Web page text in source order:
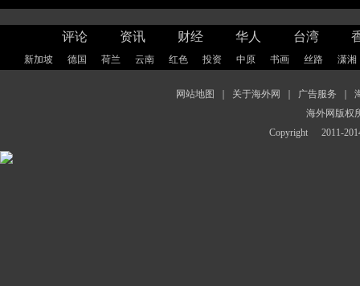
评论 资讯 财经 华人 台湾
新加坡 德国 荷兰 云南 红色 投资 中原 书画 丝路 潇湘
网站地图 关于海外网 广告服务
海外网版权
Copyright
2011-